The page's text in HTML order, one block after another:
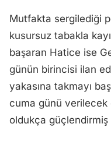
Mutfakta sergilediği
kusursuz tabakla
başaran Hatice ise
günün birincisi ilan
yakasına takmayı
cuma günü verilecek
oldukça güçlendirmiş